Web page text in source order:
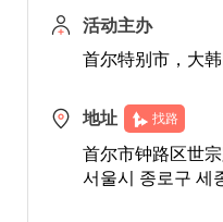
活动主办
首尔特别市，大
地址 找路
首尔市钟路区世
서울시 종로구 세